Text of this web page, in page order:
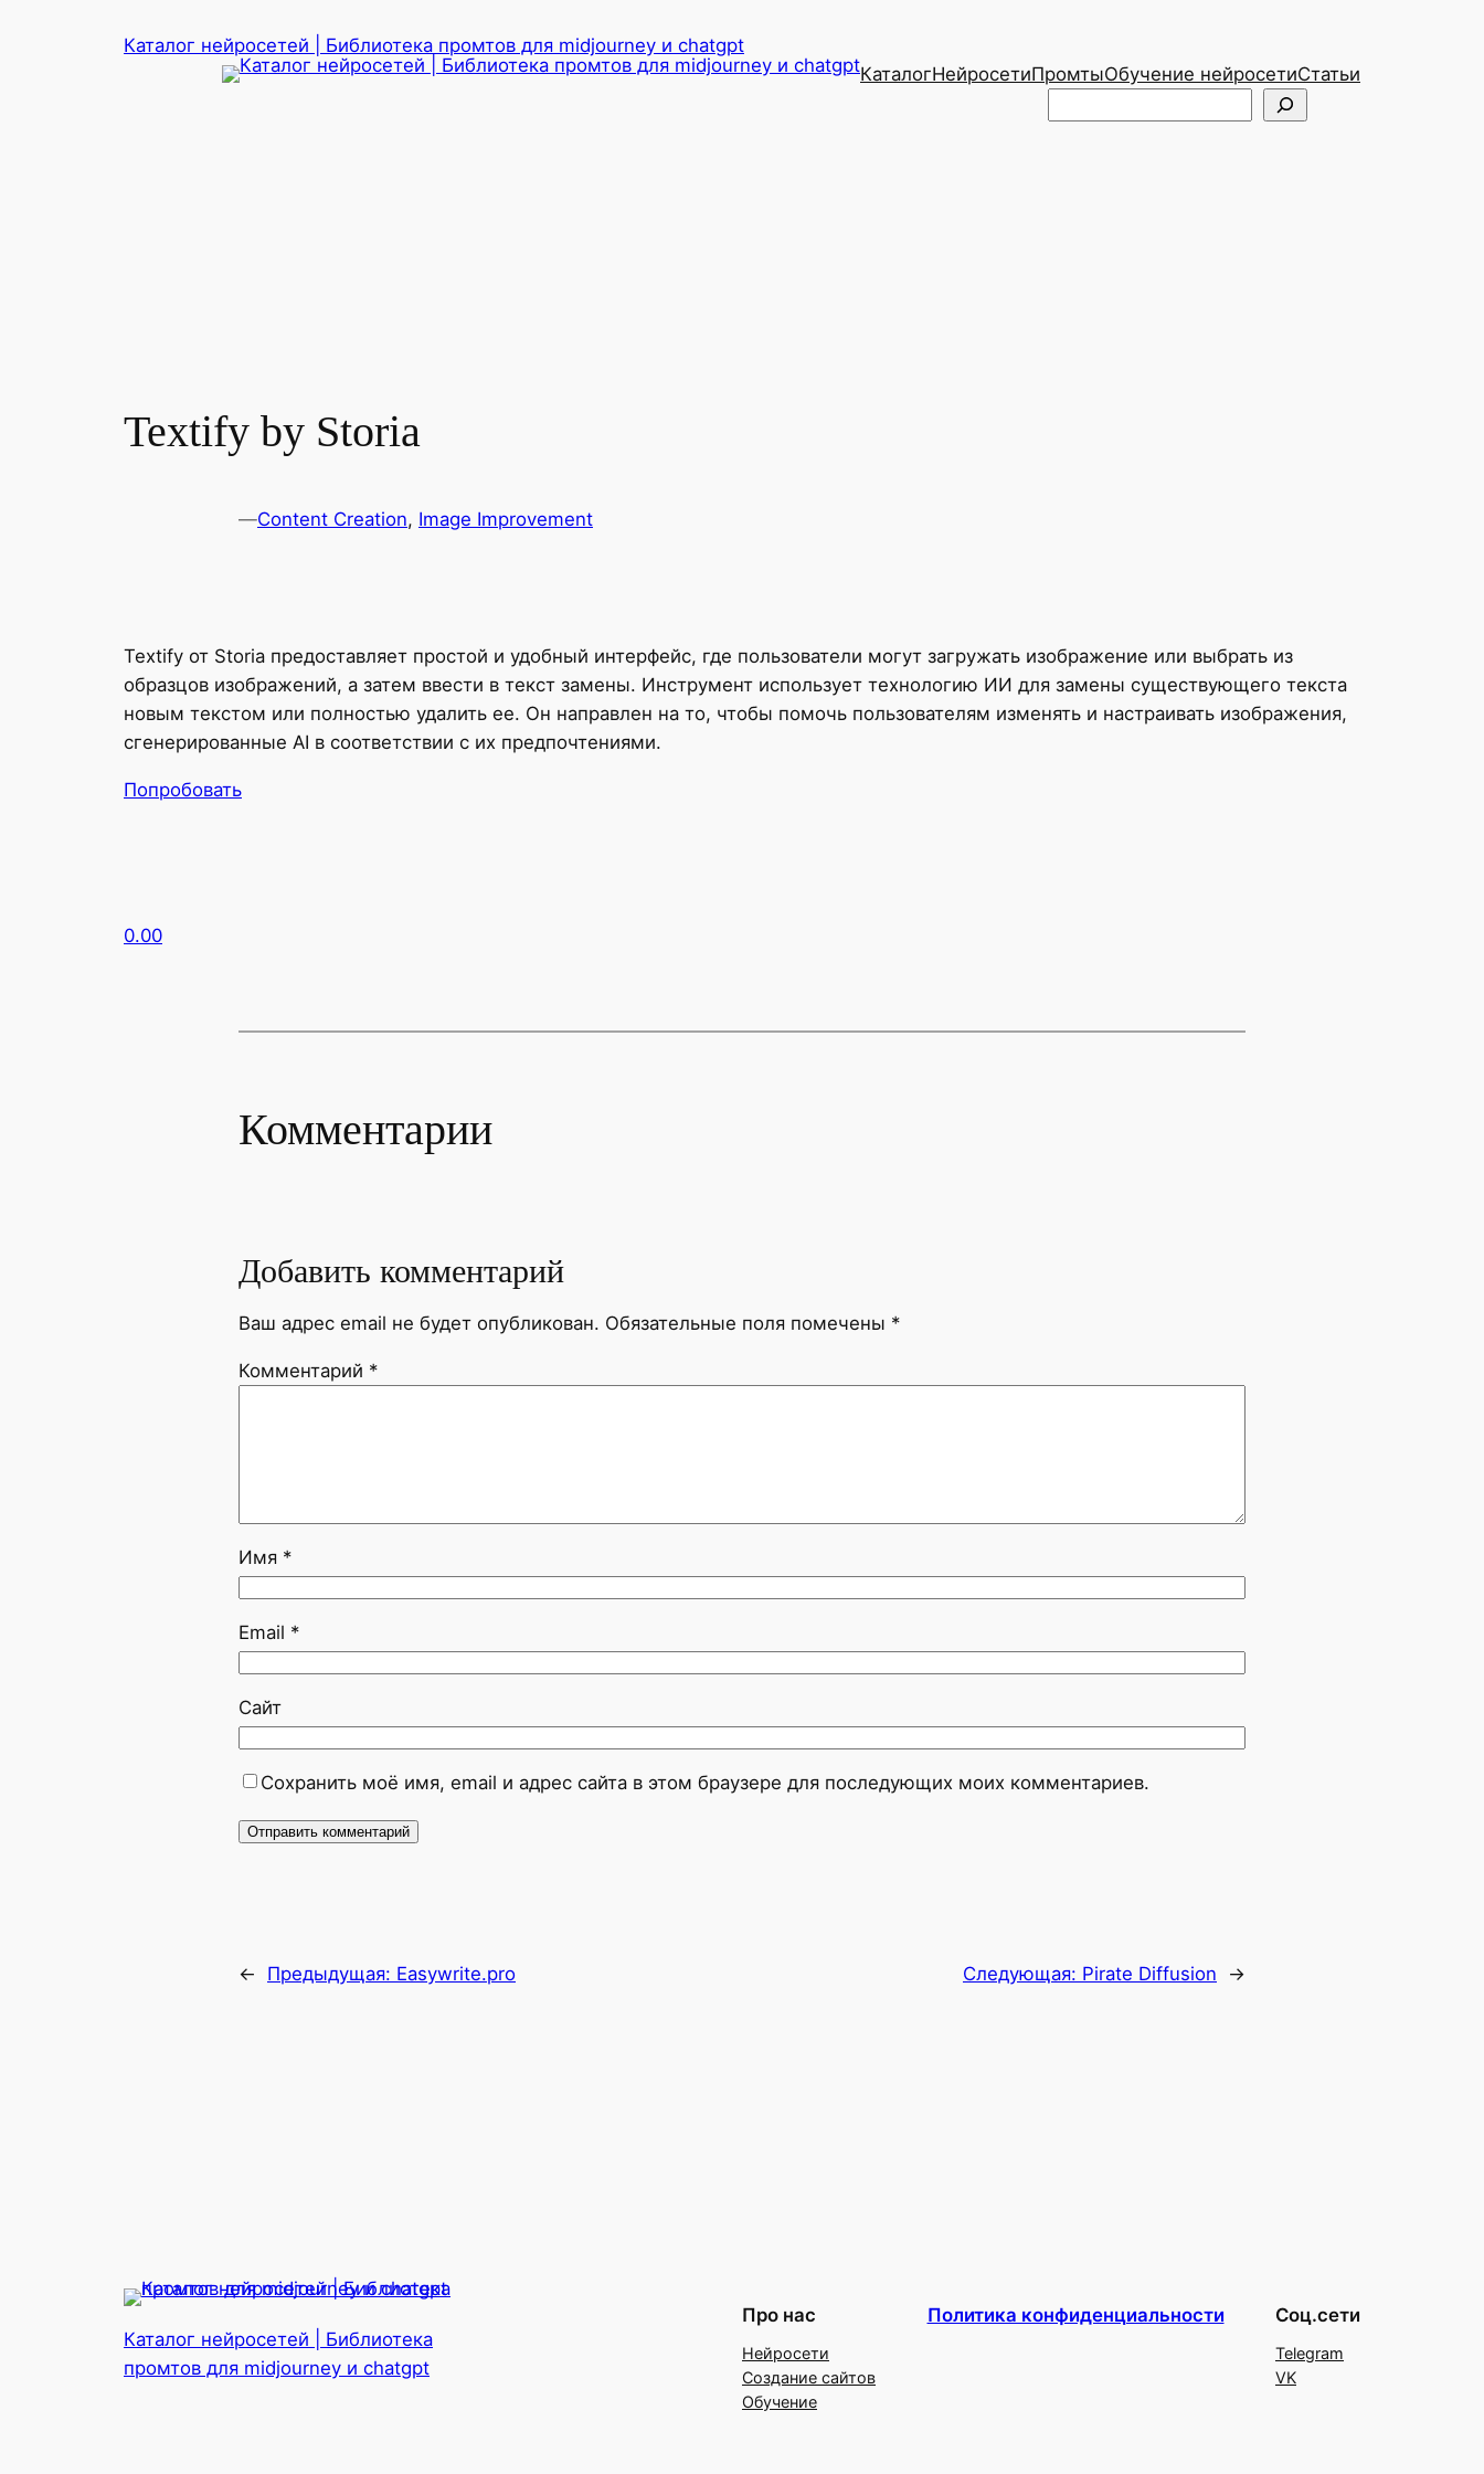
Каталог нейросетей | Библиотека промтов для midjourney и chatgpt
КаталогНейросетиПромтыОбучение нейросетиСтатьи
Telegram
Textify by Storia
—Content Creation, Image Improvement
Textify от Storia предоставляет простой и удобный интерфейс, где пользователи могут загружать изображение или выбрать из
образцов изображений, а затем ввести в текст замены. Инструмент использует технологию ИИ для замены существующего текста
новым текстом или полностью удалить ее. Он направлен на то, чтобы помочь пользователям изменять и настраивать изображения,
сгенерированные AI в соответствии с их предпочтениями.
Попробовать
0.00
Комментарии
Добавить комментарий
Ваш адрес email не будет опубликован. Обязательные поля помечены *
Комментарий *
Имя *
Email *
Сайт
Сохранить моё имя, email и адрес сайта в этом браузере для последующих моих комментариев.
← Предыдущая: Easywrite.pro Следующая: Pirate Diffusion →
Каталог нейросетей | Библиотека
промтов для midjourney и chatgpt
Про нас
Нейросети
Создание сайтов
Обучение
Политика конфиденциальности Соц.сети
Telegram
VK